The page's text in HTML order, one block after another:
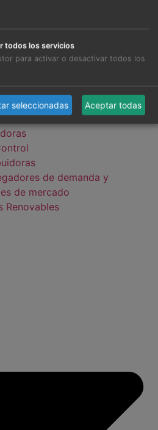
Fondos de Inversión y
Consumidores y Data
e IPP)
de demanda y
de mercado
Renovables
todos los servicios
para activar o desactivar todos los
seleccionadas Aceptar todas